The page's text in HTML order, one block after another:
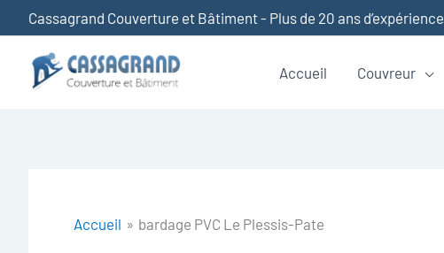
au
contenu
Cassagrand Couverture et Bâtiment - Plus de 20 ans d’expérience
Accueil Couvreur
Accueil bardage PVC Le Plessis-Pate